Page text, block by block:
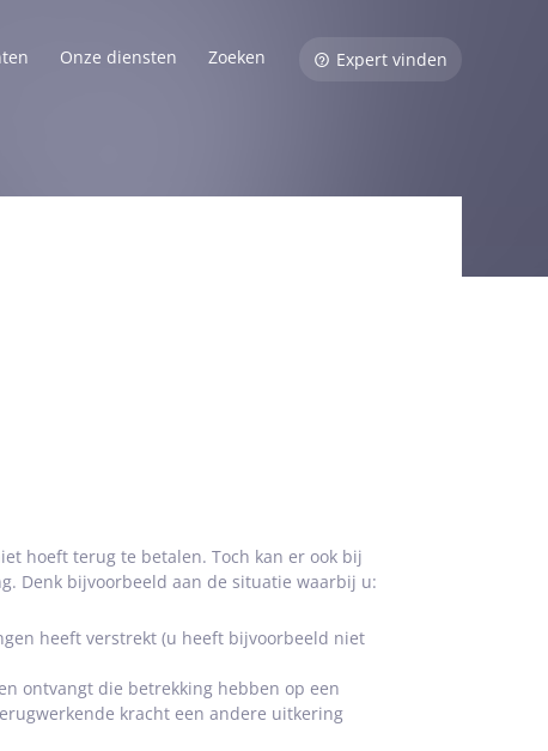
Onze diensten Zoeken Expert vinden
hoeft terug te betalen. Toch kan er ook bij
Denk bijvoorbeeld aan de situatie waarbij u:
heeft verstrekt (u heeft bijvoorbeeld niet
ontvangt die betrekking hebben op een
kracht een andere uitkering